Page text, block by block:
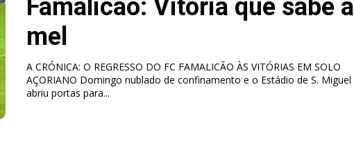
Famalicão: Vitória que sabe a
mel
A CRÓNICA: O REGRESSO DO FC FAMALICÃO ÀS VITÓRIAS EM SOLO
AÇORIANO Domingo nublado de confinamento e o Estádio de S. Miguel
abriu portas para...